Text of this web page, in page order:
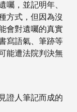
囑，並記明年、
方式，但因為沒
會對遺囑的真實
寫語氣、筆跡等
能遭法院判決無
證人筆記而成的